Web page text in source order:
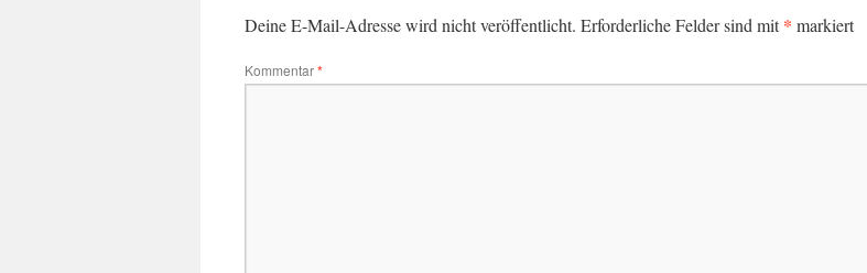
Deine E-Mail-Adresse wird nicht veröffentlicht. Erforderliche Felder sind mit* markiert
Kommentar*